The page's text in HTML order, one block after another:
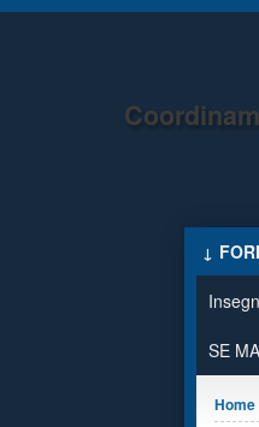
Jump to Content
SE
Tu
Home